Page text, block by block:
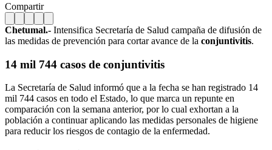
Compartir
Chetumal.- Intensifica Secretaría de Salud campaña de difusión de
las medidas de prevención para cortar avance de la conjuntivitis.
14 mil 744 casos de conjuntivitis
La Secretaría de Salud informó que a la fecha se han registrado 14
mil 744 casos en todo el Estado, lo que marca un repunte en
comparación con la semana anterior, por lo cual exhortan a la
población a continuar aplicando las medidas personales de higiene
para reducir los riesgos de contagio de la enfermedad.